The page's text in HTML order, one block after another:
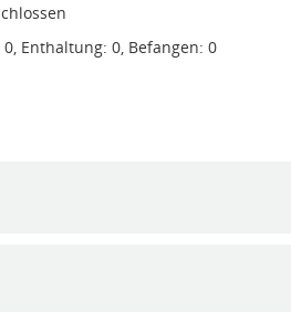
0, Enthaltung: 0, Befangen: 0